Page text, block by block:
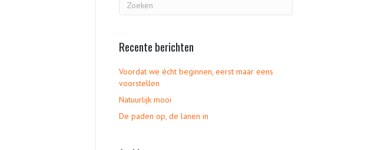
Recente berichten
Voordat we écht beginnen, eerst maar eens
voorstellen
Natuurlijk mooi
De paden op, de lanen in